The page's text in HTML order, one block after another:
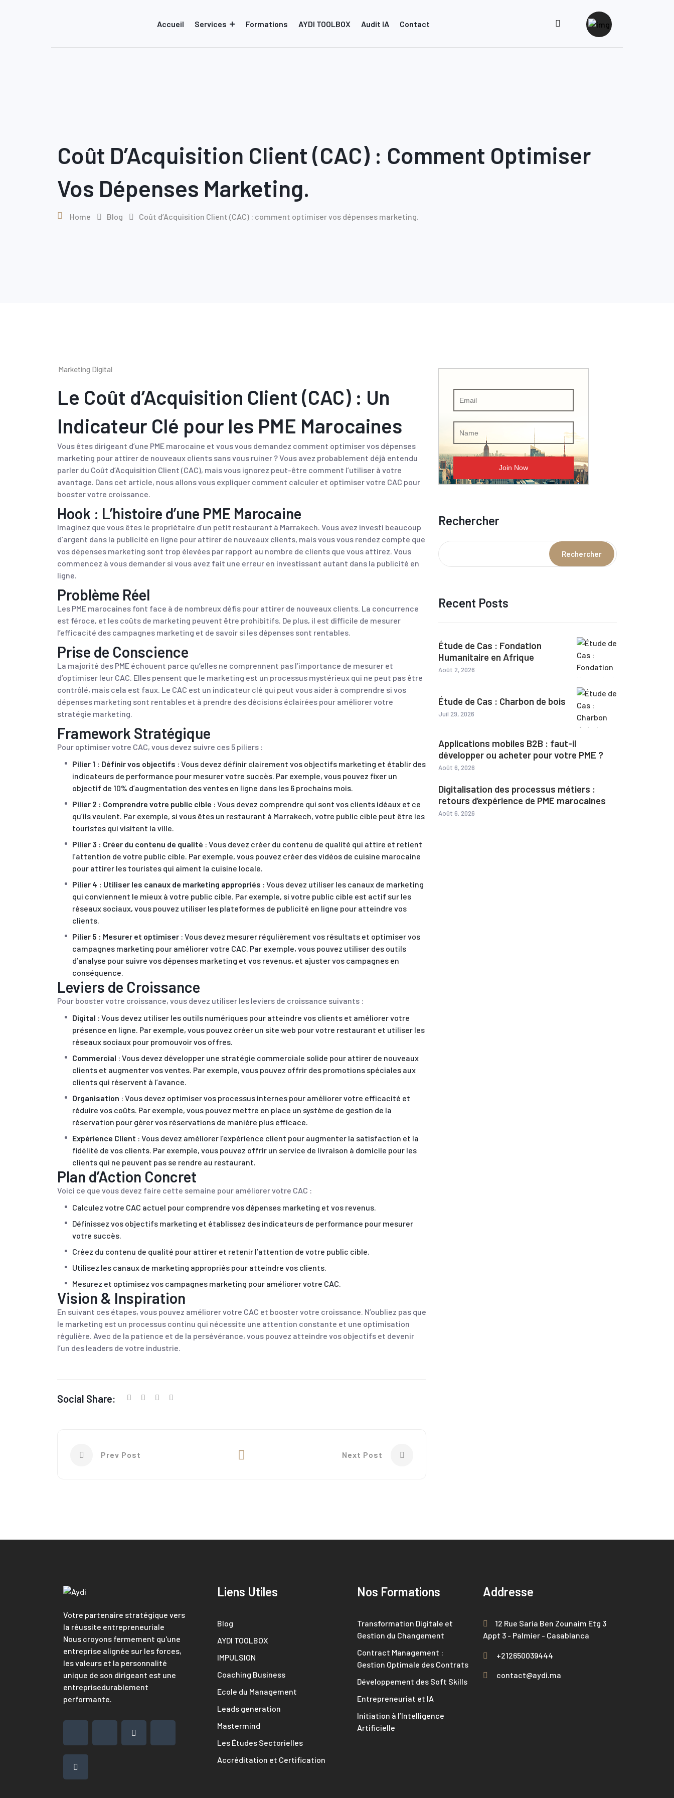
Accueil Services Formations AYDI TOOLBOX Audit IA Contact
Coût D’Acquisition Client (CAC) : Comment Optimiser
Vos Dépenses Marketing.
Home Blog Coût d’Acquisition Client (CAC) : comment optimiser vos dépenses marketing.
Marketing Digital
Le Coût d’Acquisition Client (CAC) : Un
Indicateur Clé pour les PME Marocaines
Vous êtes dirigeant d’une PME marocaine et vous vous demandez comment optimiser vos dépenses
marketing pour attirer de nouveaux clients sans vous ruiner ? Vous avez probablement déjà entendu
parler du Coût d’Acquisition Client (CAC), mais vous ignorez peut-être comment l’utiliser à votre
avantage. Dans cet article, nous allons vous expliquer comment calculer et optimiser votre CAC pour
booster votre croissance.
Hook : L’histoire d’une PME Marocaine
Imaginez que vous êtes le propriétaire d’un petit restaurant à Marrakech. Vous avez investi beaucoup
d’argent dans la publicité en ligne pour attirer de nouveaux clients, mais vous vous rendez compte que
vos dépenses marketing sont trop élevées par rapport au nombre de clients que vous attirez. Vous
commencez à vous demander si vous avez fait une erreur en investissant autant dans la publicité en
ligne.
Problème Réel
Les PME marocaines font face à de nombreux défis pour attirer de nouveaux clients. La concurrence
est féroce, et les coûts de marketing peuvent être prohibitifs. De plus, il est difficile de mesurer
l’efficacité des campagnes marketing et de savoir si les dépenses sont rentables.
Prise de Conscience
La majorité des PME échouent parce qu’elles ne comprennent pas l’importance de mesurer et
d’optimiser leur CAC. Elles pensent que le marketing est un processus mystérieux qui ne peut pas être
contrôlé, mais cela est faux. Le CAC est un indicateur clé qui peut vous aider à comprendre si vos
dépenses marketing sont rentables et à prendre des décisions éclairées pour améliorer votre
stratégie marketing.
Framework Stratégique
Pour optimiser votre CAC, vous devez suivre ces 5 piliers :
Pilier 1 : Définir vos objectifs : Vous devez définir clairement vos objectifs marketing et établir des
indicateurs de performance pour mesurer votre succès. Par exemple, vous pouvez fixer un
objectif de 10% d’augmentation des ventes en ligne dans les 6 prochains mois.
Pilier 2 : Comprendre votre public cible : Vous devez comprendre qui sont vos clients idéaux et ce
qu’ils veulent. Par exemple, si vous êtes un restaurant à Marrakech, votre public cible peut être les
touristes qui visitent la ville.
Pilier 3 : Créer du contenu de qualité : Vous devez créer du contenu de qualité qui attire et retient
l’attention de votre public cible. Par exemple, vous pouvez créer des vidéos de cuisine marocaine
pour attirer les touristes qui aiment la cuisine locale.
Pilier 4 : Utiliser les canaux de marketing appropriés : Vous devez utiliser les canaux de marketing
qui conviennent le mieux à votre public cible. Par exemple, si votre public cible est actif sur les
réseaux sociaux, vous pouvez utiliser les plateformes de publicité en ligne pour atteindre vos
clients.
Pilier 5 : Mesurer et optimiser : Vous devez mesurer régulièrement vos résultats et optimiser vos
campagnes marketing pour améliorer votre CAC. Par exemple, vous pouvez utiliser des outils
d’analyse pour suivre vos dépenses marketing et vos revenus, et ajuster vos campagnes en
conséquence.
Leviers de Croissance
Pour booster votre croissance, vous devez utiliser les leviers de croissance suivants :
Digital : Vous devez utiliser les outils numériques pour atteindre vos clients et améliorer votre
présence en ligne. Par exemple, vous pouvez créer un site web pour votre restaurant et utiliser les
réseaux sociaux pour promouvoir vos offres.
Commercial : Vous devez développer une stratégie commerciale solide pour attirer de nouveaux
clients et augmenter vos ventes. Par exemple, vous pouvez offrir des promotions spéciales aux
clients qui réservent à l’avance.
Organisation : Vous devez optimiser vos processus internes pour améliorer votre efficacité et
réduire vos coûts. Par exemple, vous pouvez mettre en place un système de gestion de la
réservation pour gérer vos réservations de manière plus efficace.
Expérience Client : Vous devez améliorer l’expérience client pour augmenter la satisfaction et la
fidélité de vos clients. Par exemple, vous pouvez offrir un service de livraison à domicile pour les
clients qui ne peuvent pas se rendre au restaurant.
Plan d’Action Concret
Voici ce que vous devez faire cette semaine pour améliorer votre CAC :
Calculez votre CAC actuel pour comprendre vos dépenses marketing et vos revenus.
Définissez vos objectifs marketing et établissez des indicateurs de performance pour mesurer
votre succès.
Créez du contenu de qualité pour attirer et retenir l’attention de votre public cible.
Utilisez les canaux de marketing appropriés pour atteindre vos clients.
Mesurez et optimisez vos campagnes marketing pour améliorer votre CAC.
Vision & Inspiration
En suivant ces étapes, vous pouvez améliorer votre CAC et booster votre croissance. N’oubliez pas que
le marketing est un processus continu qui nécessite une attention constante et une optimisation
régulière. Avec de la patience et de la persévérance, vous pouvez atteindre vos objectifs et devenir
l’un des leaders de votre industrie.
Social Share:
Prev Post Next Post
Rechercher
Rechercher
Recent Posts
Étude de Cas : Fondation
Humanitaire en Afrique
Août 2, 2026
Étude de Cas : Charbon de bois
Juil 29, 2026
Applications mobiles B2B : faut-il
développer ou acheter pour votre PME ?
Août 6, 2026
Digitalisation des processus métiers :
retours d’expérience de PME marocaines
Août 6, 2026
Votre partenaire stratégique vers
la réussite entrepreneuriale
Nous croyons fermement qu'une
entreprise alignée sur les forces,
les valeurs et la personnalité
unique de son dirigeant est une
entreprisedurablement
performante.
Liens Utiles
Blog
AYDI TOOLBOX
IMPULSION
Coaching Business
Ecole du Management
Leads generation
Mastermind
Les Études Sectorielles
Accréditation et Certification
Nos Formations
Transformation Digitale et
Gestion du Changement
Contract Management :
Gestion Optimale des Contrats
Développement des Soft Skills
Entrepreneuriat et IA
Initiation à l’Intelligence
Artificielle
Addresse
12 Rue Saria Ben Zounaim Etg 3
Appt 3 - Palmier - Casablanca
+212650039444
contact@aydi.ma